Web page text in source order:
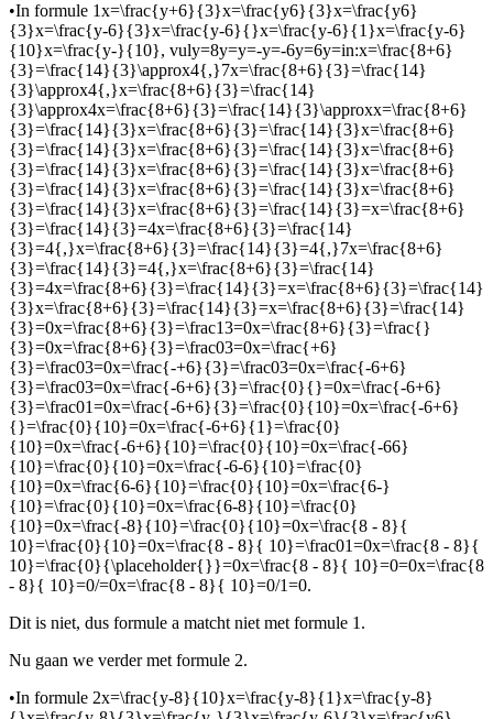
•In formule 1x=\frac{y+6}{3}x=\frac{y6}{3}x=\frac{y6}
{3}x=\frac{y-6}{3}x=\frac{y-6}{}x=\frac{y-6}{1}x=\frac{y-6}
{10}x=\frac{y-}{10}, vuly=8y=y=-y=-6y=6y=in:x=\frac{8+6}
{3}=\frac{14}{3}\approx4{,}7x=\frac{8+6}{3}=\frac{14}
{3}\approx4{,}x=\frac{8+6}{3}=\frac{14}
{3}\approx4x=\frac{8+6}{3}=\frac{14}{3}\approxx=\frac{8+6}
{3}=\frac{14}{3}x=\frac{8+6}{3}=\frac{14}{3}x=\frac{8+6}
{3}=\frac{14}{3}x=\frac{8+6}{3}=\frac{14}{3}x=\frac{8+6}
{3}=\frac{14}{3}x=\frac{8+6}{3}=\frac{14}{3}x=\frac{8+6}
{3}=\frac{14}{3}x=\frac{8+6}{3}=\frac{14}{3}x=\frac{8+6}
{3}=\frac{14}{3}x=\frac{8+6}{3}=\frac{14}{3}=x=\frac{8+6}
{3}=\frac{14}{3}=4x=\frac{8+6}{3}=\frac{14}
{3}=4{,}x=\frac{8+6}{3}=\frac{14}{3}=4{,}7x=\frac{8+6}
{3}=\frac{14}{3}=4{,}x=\frac{8+6}{3}=\frac{14}
{3}=4x=\frac{8+6}{3}=\frac{14}{3}=x=\frac{8+6}{3}=\frac{14}
{3}x=\frac{8+6}{3}=\frac{14}{3}=x=\frac{8+6}{3}=\frac{14}
{3}=0x=\frac{8+6}{3}=\frac13=0x=\frac{8+6}{3}=\frac{}
{3}=0x=\frac{8+6}{3}=\frac03=0x=\frac{+6}
{3}=\frac03=0x=\frac{-+6}{3}=\frac03=0x=\frac{-6+6}
{3}=\frac03=0x=\frac{-6+6}{3}=\frac{0}{}=0x=\frac{-6+6}
{3}=\frac01=0x=\frac{-6+6}{3}=\frac{0}{10}=0x=\frac{-6+6}
{}=\frac{0}{10}=0x=\frac{-6+6}{1}=\frac{0}
{10}=0x=\frac{-6+6}{10}=\frac{0}{10}=0x=\frac{-66}
{10}=\frac{0}{10}=0x=\frac{-6-6}{10}=\frac{0}
{10}=0x=\frac{6-6}{10}=\frac{0}{10}=0x=\frac{6-}
{10}=\frac{0}{10}=0x=\frac{6-8}{10}=\frac{0}
{10}=0x=\frac{-8}{10}=\frac{0}{10}=0x=\frac{8 - 8}{
10}=\frac{0}{10}=0x=\frac{8 - 8}{ 10}=\frac01=0x=\frac{8 - 8}{
10}=\frac{0}{\placeholder{}}=0x=\frac{8 - 8}{ 10}=0=0x=\frac{8
- 8}{ 10}=0/=0x=\frac{8 - 8}{ 10}=0/1=0.
Dit is niet, dus formule a matcht niet met formule 1.
Nu gaan we verder met formule 2.
•In formule 2x=\frac{y-8}{10}x=\frac{y-8}{1}x=\frac{y-8}